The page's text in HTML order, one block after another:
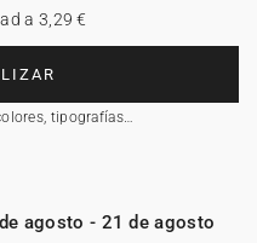
tipografías…
a 3,29 €
agosto - 21 de agosto